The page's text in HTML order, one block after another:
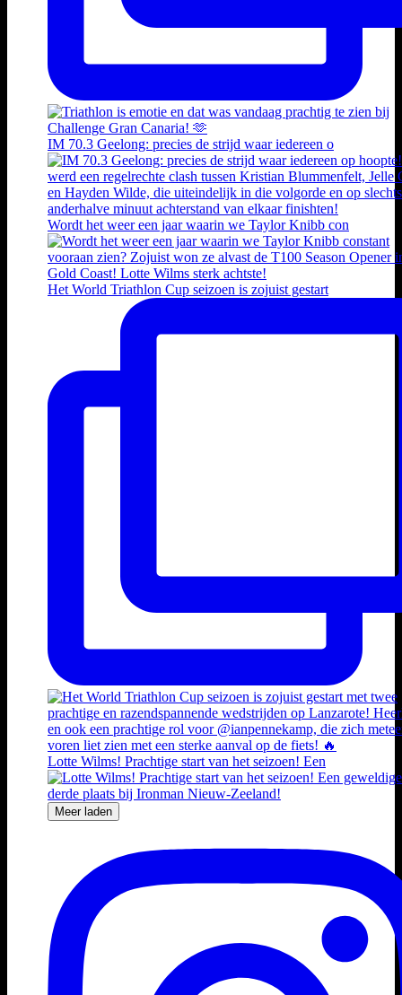
IM 70.3 Geelong: precies de strijd waar iedereen o
Wordt het weer een jaar waarin we Taylor Knibb con
Het World Triathlon Cup seizoen is zojuist gestart
Lotte Wilms! Prachtige start van het seizoen! Een
Meer laden